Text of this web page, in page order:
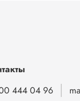
444 04 96